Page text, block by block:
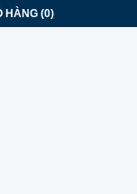
HÀNG (0)